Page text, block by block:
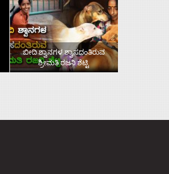
ಬೀದಿ ಶ್ವಾನಗಳ ಶ್ವಾಸದಂತಿರುವ
ಶ್ರೀಮತಿ ರಜನಿ ಶೆಟ್ಟಿ